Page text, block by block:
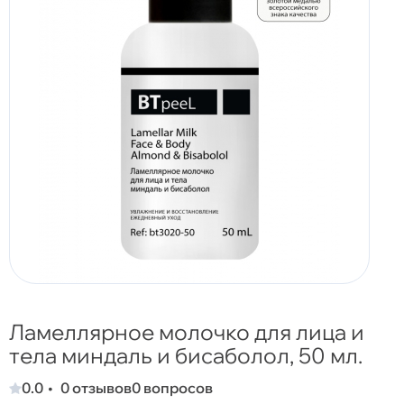
Ламеллярное молочко для лица и
тела миндаль и бисаболол, 50 мл.
0.0 0 отзывов0 вопросов